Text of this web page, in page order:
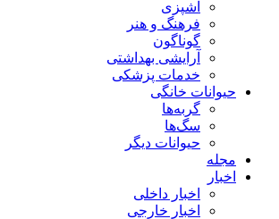
آشپزی
فرهنگ و هنر
گوناگون
آرایشی بهداشتی
خدمات پزشکی
حیوانات خانگی
گربه‌ها
سگ‌ها
حیوانات دیگر
مجله
اخبار
اخبار داخلی
اخبار خارجی